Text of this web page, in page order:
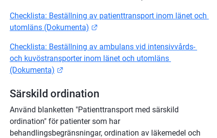
Checklista: Beställning av patienttransport inom länet och
utomläns (Dokumenta)
Checklista: Beställning av ambulans vid intensivvårds-
och kuvöstransporter inom länet och utomläns
(Dokumenta)
Särskild ordination
Använd blanketten "Patienttransport med särskild
ordination" för patienter som har
behandlingsbegränsningar, ordination av läkemedel och